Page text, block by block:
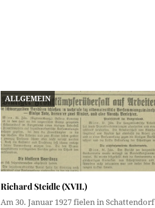
ALLGEMEIN
Richard Steidle (XVII.)
Am 30. Januar 1927 fielen in Schattendorf